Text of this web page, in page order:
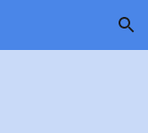
Skip to navigation